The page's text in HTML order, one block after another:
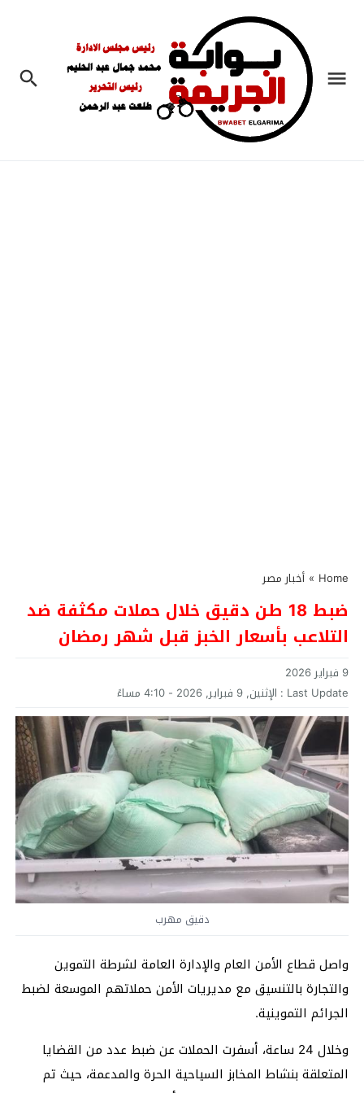
Home
» أخبار مصر
ضبط 18 طن دقيق خلال حملات مكثفة ضد
التلاعب بأسعار الخبز قبل شهر رمضان
9 فبراير 2026
Last Update : الإثنين, 9 فبراير, 2026 - 4:10 مساءً
دقيق مهرب
واصل قطاع الأمن العام والإدارة العامة لشرطة التموين
والتجارة بالتنسيق مع مديريات الأمن حملاتهم الموسعة لضبط
الجرائم التموينية.
وخلال 24 ساعة، أسفرت الحملات عن ضبط عدد من القضايا
المتعلقة بنشاط المخابز السياحية الحرة والمدعمة، حيث تم